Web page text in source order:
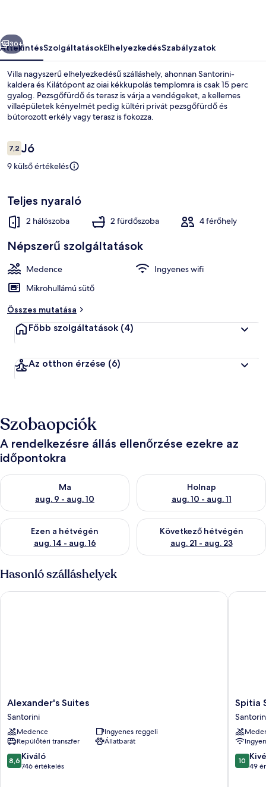
Következő
30+
ÁttekintésSzolgáltatásokElhelyezkedésSzabályzatok
Villa nagyszerű elhelyezkedésű szálláshely, ahonnan Santorini-
kaldera és Kilátópont az oiai kékkupolás templomra is csak 15 perc
gyalog. Pezsgőfürdő és terasz is várja a vendégeket, a kellemes
villaépületek kényelmét pedig kültéri privát pezsgőfürdő és
bútorozott erkély vagy terasz is fokozza.
Értékelések
7,27,2 ennyiből: 10
Jó
9 külső értékelés
Teljes nyaraló
2 hálószoba 2 fürdőszoba 4 férőhely
Népszerű szolgáltatások
Medence
Ingyenes wifi
Mikrohullámú sütő
Összes mutatása
Főbb szolgáltatások (4)
Az otthon érzése (6)
Szobaopciók
A rendelkezésre állás ellenőrzése ezekre az
időpontokra
Ma
aug. 9 - aug. 10
A ma esti rendelkezésre állás ellenőrzése: aug. 9 - aug. 10
Holnap
aug. 10 - aug. 11
A holnapi rendelkezésre állás
Ezen a hétvégén
aug. 14 - aug. 16
A mostani hétvégi rendelkezésre állás ellenőrzése: aug. 14 -
Következő hétvégén
aug. 21 - aug. 23
A következő hétvégi
Hasonló szálláshelyek
Alexander's
Suites
Santorini
Alexander's Suites
Santorini
Medence
Ingyenes reggeli
Repülőtéri transzfer
Állatbarát
8.6
ennyiből:
8,6 Kiváló
746 értékelés
Alexander's Suites
Spitia
Spitia
10.0
10
49
Spitia